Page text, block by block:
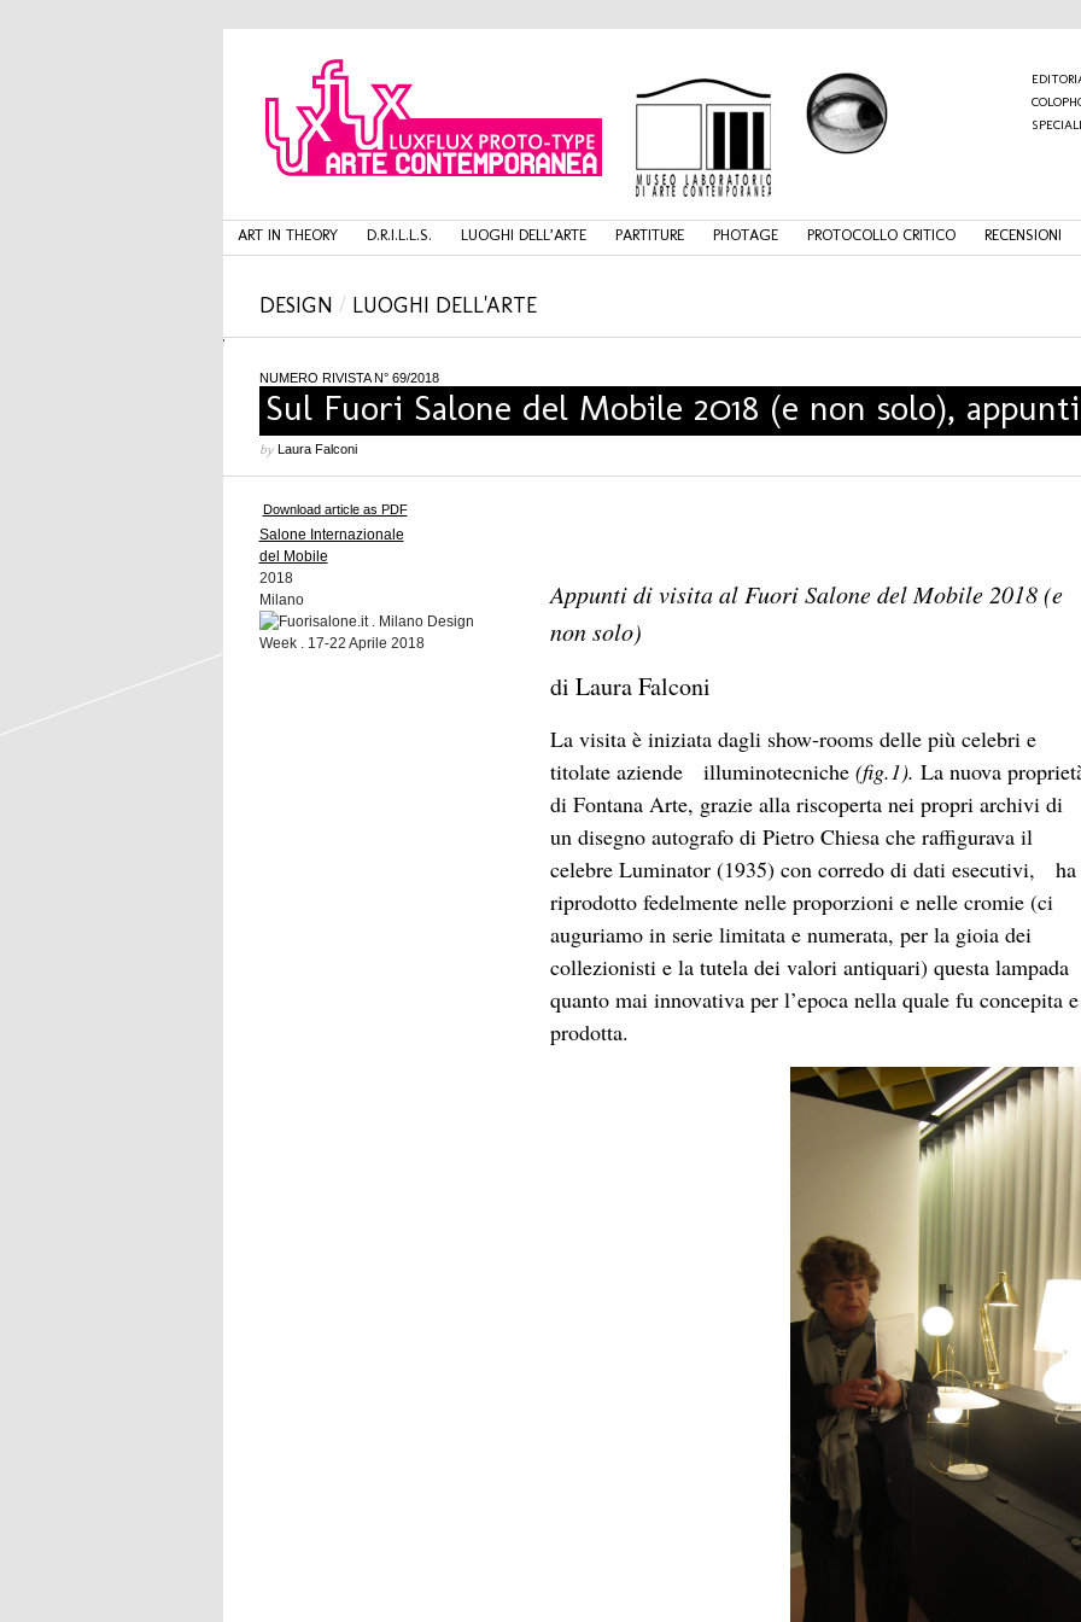
SPECIALI
ART IN THEORY D.R.I.L.L.S. LUOGHI DELL’ARTE PARTITURE PHOTAGE PROTOCOLLO CRITICO RECENSIONI
DESIGN / LUOGHI DELL'ARTE
'
NUMERO RIVISTA N° 69/2018
Sul Fuori Salone del Mobile 2018 (e non solo),
byLaura Falconi
Download article as PDF
Salone Internazionale
del Mobile
2018
Milano
Appunti di visita al Fuori Salone del Mobile 2018 (e
non solo)
di Laura Falconi
La visita è iniziata dagli show-rooms delle più celebri e
titolate aziende illuminotecniche(fig.1). La nuova
di Fontana Arte, grazie alla riscoperta nei propri archivi di
un disegno autografo di Pietro Chiesa che raffigurava il
celebre Luminator (1935) con corredo di dati esecutivi, ha
riprodotto fedelmente nelle proporzioni e nelle cromie (ci
auguriamo in serie limitata e numerata, per la gioia dei
collezionisti e la tutela dei valori antiquari) questa lampada
quanto mai innovativa per l’epoca nella quale fu concepita e
prodotta.